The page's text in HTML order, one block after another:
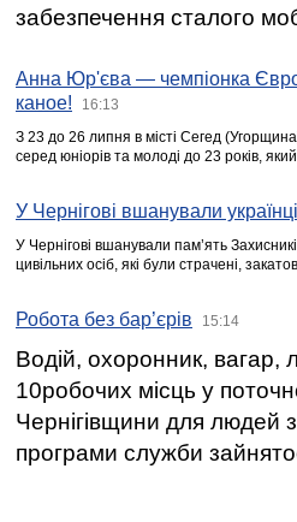
забезпечення сталого
Анна Юр'єва — чемпіонка
каное!
16:13
З 23 до 26 липня в місті Сегед
серед юніорів та молоді до 23 років,
У Чернігові вшанували
У Чернігові вшанували пам’ять
цивільних осіб, які були страчені,
Робота без бар’єрів 15:14
Водій, охоронник, вагар,
10робочих місць у
Чернігівщини для людей
програми служби